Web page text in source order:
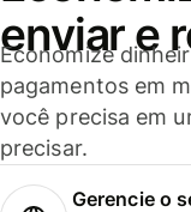
enviar e
Economize
pagamentos em
você precisa em
precisar.
Gerencie o